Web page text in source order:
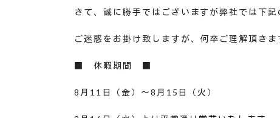
さて、誠に勝手ではございますが弊社では下
ご迷惑をお掛け致しますが、何卒ご理解頂きま
■ 休暇期間 ■
8月11日（金）～8月15日（火）